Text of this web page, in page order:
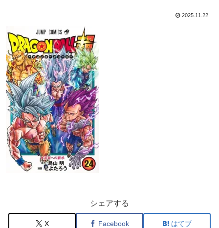
2025.11.22
シェアする
X Facebook はてブ